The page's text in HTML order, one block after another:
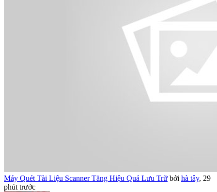
Máy Quét Tài Liệu Scanner Tăng Hiệu Quả Lưu Trữ bởi hà tây, 29
phút trước